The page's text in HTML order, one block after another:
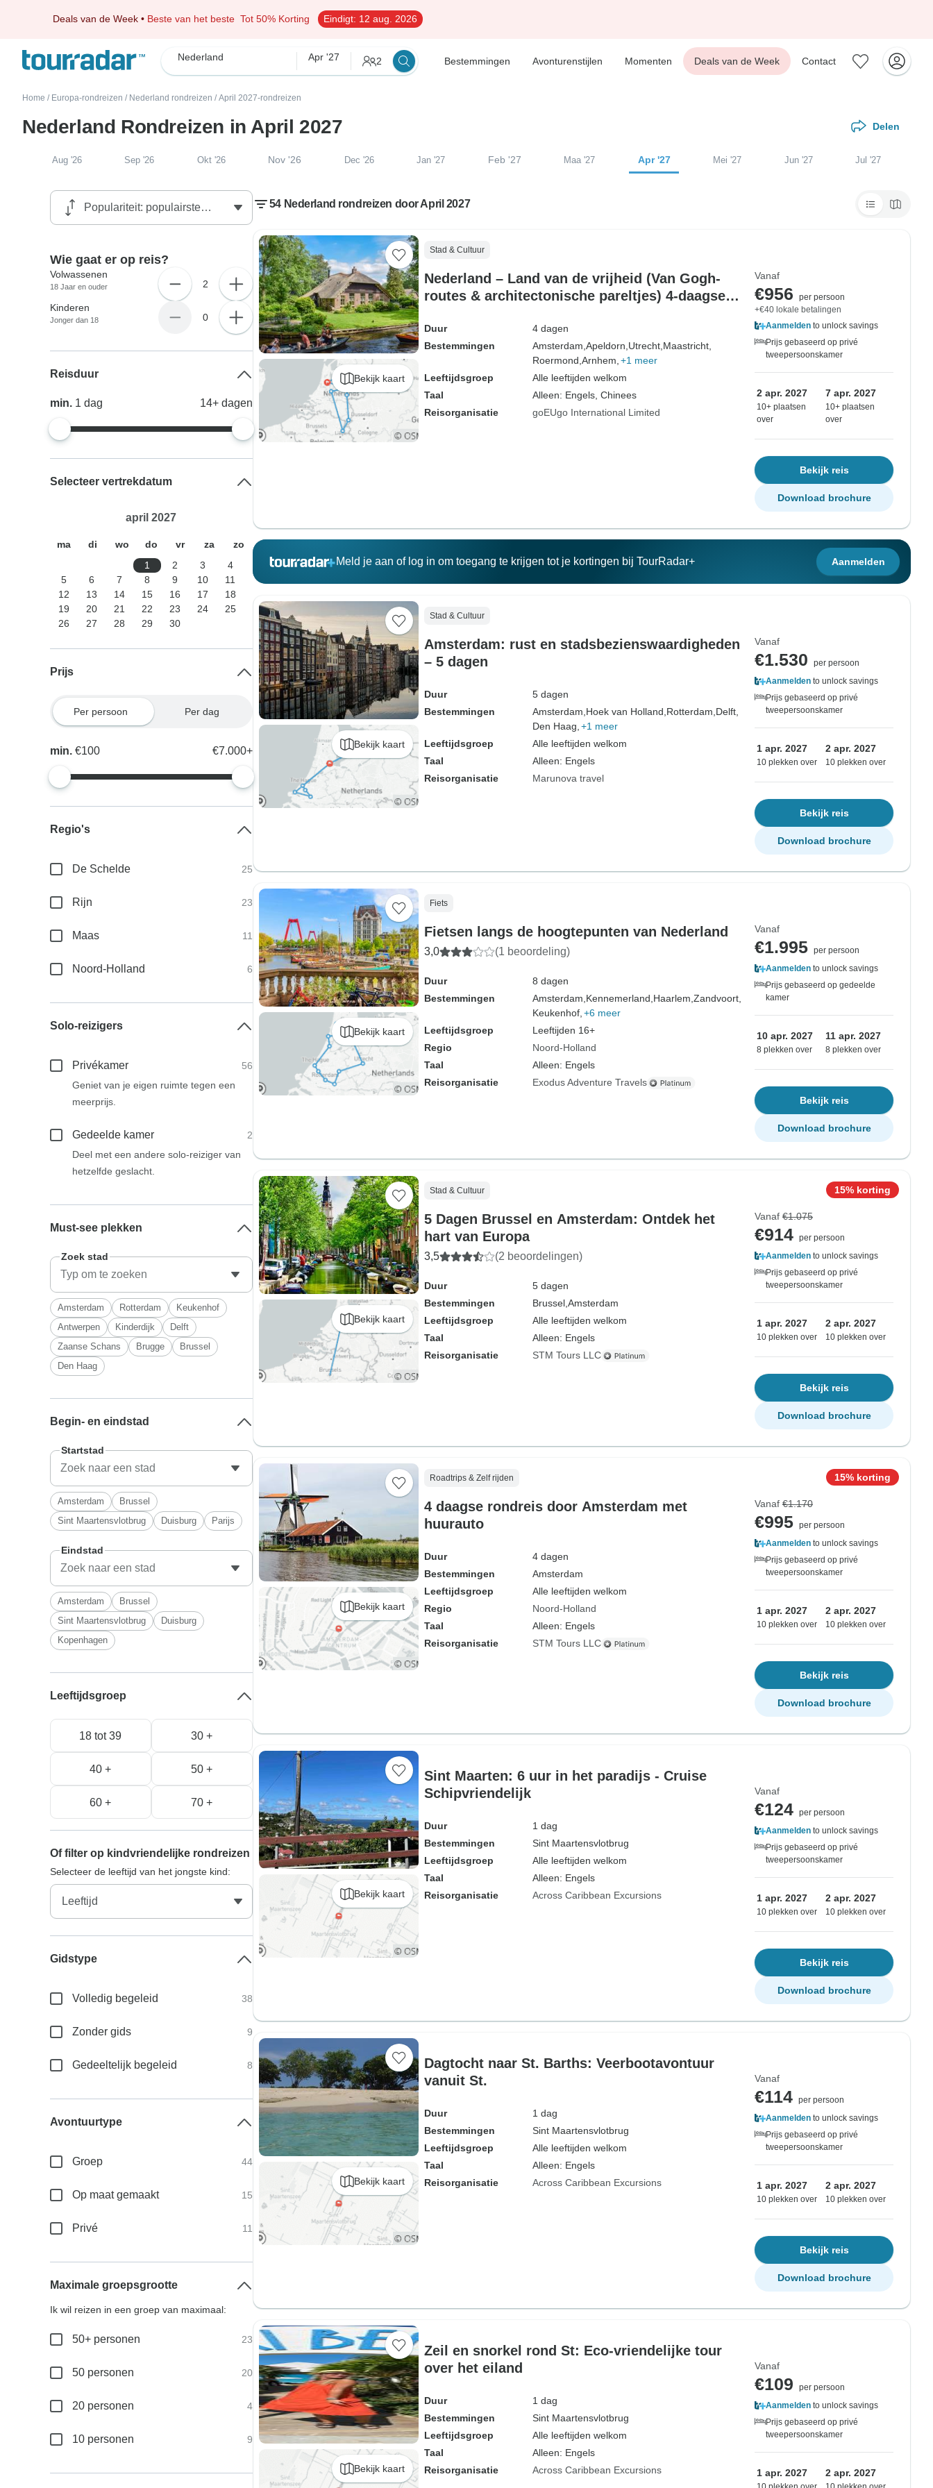
Deals van de Week • Beste van het beste Tot 50% Korting Eindigt: 12 aug. 2026
Nederland Apr '27 2 Bestemmingen Avonturenstijlen Momenten Deals van de Week Contact
Home / Europa-rondreizen / Nederland rondreizen / April 2027-rondreizen
Nederland Rondreizen in April 2027 Delen
Aug '26 Sep '26 Okt '26 Nov '26 Dec '26 Jan '27 Feb '27 Maa '27 Apr '27 Mei '27 Jun '27 Jul '27
54 Nederland rondreizen door April 2027
Bekijk kaart
Stad & Cultuur
Nederland – Land van de vrijheid (Van Gogh-
routes & architectonische pareltjes) 4-daagse
Duur
4 dagen
Bestemmingen
Amsterdam, Apeldorn, Utrecht, Maastricht,
Roermond, Arnhem, +1 meer
Leeftijdsgroep
Alle leeftijden welkom
Taal
Alleen: Engels, Chinees
Reisorganisatie
goEUgo International Limited
Vanaf
€956
per persoon
+€40 lokale betalingen
Aanmelden to unlock savings
Prijs gebaseerd op privé
tweepersoonskamer
2 apr. 2027
10+ plaatsen
over
7 apr. 2027
10+ plaatsen
over
Bekijk reis
Download brochure
Meld je aan of log in om toegang te krijgen tot je kortingen bij TourRadar+ Aanmelden
Bekijk kaart
Stad & Cultuur
Amsterdam: rust en stadsbezienswaardigheden
– 5 dagen
Duur
5 dagen
Bestemmingen
Amsterdam, Hoek van Holland, Rotterdam, Delft,
Den Haag, +1 meer
Leeftijdsgroep
Alle leeftijden welkom
Taal
Alleen: Engels
Reisorganisatie
Marunova travel
Vanaf
€1.530
per persoon
Aanmelden to unlock savings
Prijs gebaseerd op privé
tweepersoonskamer
1 apr. 2027
10 plekken over
2 apr. 2027
10 plekken over
Bekijk reis
Download brochure
Bekijk kaart
Fiets
Fietsen langs de hoogtepunten van Nederland
3,0 (1 beoordeling)
Duur
8 dagen
Bestemmingen
Amsterdam, Kennemerland, Haarlem, Zandvoort,
Keukenhof, +6 meer
Leeftijdsgroep
Leeftijden 16+
Regio
Noord-Holland
Taal
Alleen: Engels
Reisorganisatie
Exodus Adventure Travels
Vanaf
€1.995 per persoon
Aanmelden to unlock savings
Prijs gebaseerd op gedeelde
kamer
10 apr. 2027
8 plekken over
11 apr. 2027
8 plekken over
Bekijk reis
Download brochure
Bekijk kaart
Stad & Cultuur
5 Dagen Brussel en Amsterdam: Ontdek het
hart van Europa
3,5 (2 beoordelingen)
Duur
5 dagen
Bestemmingen
Brussel, Amsterdam
Leeftijdsgroep
Alle leeftijden welkom
Taal
Alleen: Engels
Reisorganisatie
STM Tours LLC
15% korting
Vanaf €1.075
€914 per persoon
Aanmelden to unlock savings
Prijs gebaseerd op privé
tweepersoonskamer
1 apr. 2027
10 plekken over
2 apr. 2027
10 plekken over
Bekijk reis
Download brochure
Bekijk kaart
Roadtrips & Zelf rijden
4 daagse rondreis door Amsterdam met
huurauto
Duur
4 dagen
Bestemmingen
Amsterdam
Leeftijdsgroep
Alle leeftijden welkom
Regio
Noord-Holland
Taal
Alleen: Engels
Reisorganisatie
STM Tours LLC
15% korting
Vanaf €1.170
€995 per persoon
Aanmelden to unlock savings
Prijs gebaseerd op privé
tweepersoonskamer
1 apr. 2027
10 plekken over
2 apr. 2027
10 plekken over
Bekijk reis
Download brochure
Bekijk kaart
Sint Maarten: 6 uur in het paradijs - Cruise
Schipvriendelijk
Duur
1 dag
Bestemmingen
Sint Maartensvlotbrug
Leeftijdsgroep
Alle leeftijden welkom
Taal
Alleen: Engels
Reisorganisatie
Across Caribbean Excursions
Vanaf
€124 per persoon
Aanmelden to unlock savings
Prijs gebaseerd op privé
tweepersoonskamer
1 apr. 2027
10 plekken over
2 apr. 2027
10 plekken over
Bekijk reis
Download brochure
Bekijk kaart
Dagtocht naar St. Barths: Veerbootavontuur
vanuit St.
Duur
1 dag
Bestemmingen
Sint Maartensvlotbrug
Leeftijdsgroep
Alle leeftijden welkom
Taal
Alleen: Engels
Reisorganisatie
Across Caribbean Excursions
Vanaf
€114 per persoon
Aanmelden to unlock savings
Prijs gebaseerd op privé
tweepersoonskamer
1 apr. 2027
10 plekken over
2 apr. 2027
10 plekken over
Bekijk reis
Download brochure
Bekijk kaart
Zeil en snorkel rond St: Eco-vriendelijke tour
over het eiland
Duur
1 dag
Bestemmingen
Sint Maartensvlotbrug
Leeftijdsgroep
Alle leeftijden welkom
Taal
Alleen: Engels
Reisorganisatie
Across Caribbean Excursions
Vanaf
€109
per persoon
Aanmelden to unlock savings
Prijs gebaseerd op privé
tweepersoonskamer
1 apr. 2027 2 apr. 2027
Wie gaat er op reis?
Volwassenen
18 Jaar en ouder 2
Kinderen
Jonger dan 18 0
Reisduur
min. 1dag 14+ dagen
Selecteer vertrekdatum
april 2027
ma di wo do vr za
zo
1
2 3
4
5
6 7 8 9 10
11
12
13 14 15 16 17
18
19
20 21 22 23 24
25
26
27 28 29 30
Prijs
Per persoon Per dag
min.€100 €7.000+
Regio's
De Schelde 25
Rijn 23
Maas 11
Noord-Holland 6
Solo-reizigers
Privékamer
56
Geniet van je eigen ruimte tegen een
meerprijs.
Gedeelde kamer
2
Deel met een andere solo-reiziger van
hetzelfde geslacht.
Must-see plekken
Zoek stad
Amsterdam Rotterdam
Keukenhof
Antwerpen
Kinderdijk
Delft
Zaanse Schans
Brugge
Brussel
Den Haag
Begin- en eindstad
Startstad
Amsterdam
Brussel
Sint Maartensvlotbrug
Duisburg Parijs
Eindstad
Amsterdam
Brussel
Sint Maartensvlotbrug
Duisburg
Kopenhagen
Leeftijdsgroep
18 tot 39 30 +
40 + 50 +
60 + 70 +
Of filter op kindvriendelijke rondreizen
Selecteer de leeftijd van het jongste kind:
Gidstype
Volledig begeleid 38
Zonder gids 9
Gedeeltelijk begeleid 8
Avontuurtype
Groep 44
Op maat gemaakt 15
Privé 11
Maximale groepsgrootte
Ik wil reizen in een groep van maximaal:
50+ personen 23
50 personen 20
20 personen 4
10 personen 9